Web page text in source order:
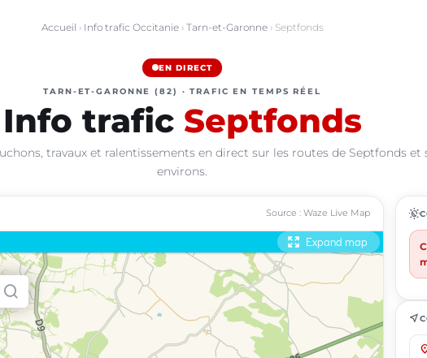
Accueil › Info trafic Occitanie› Tarn-et-Garonne› Septfonds
EN DIRECT
TARN-ET-GARONNE (82) · TRAFIC EN TEMPS RÉEL
Info trafic Septfonds
travaux et ralentissements en direct sur les routes de Septfonds et
environs.
Source : Waze Live Map routine
near_me